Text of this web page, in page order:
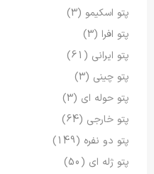
پتو اسکیمو (3)
پتو افرا (3)
پتو ایرانی (61)
پتو چینی (3)
پتو حوله ای (3)
پتو خارجی (64)
پتو دو نفره (149)
پتو ژله ای (50)